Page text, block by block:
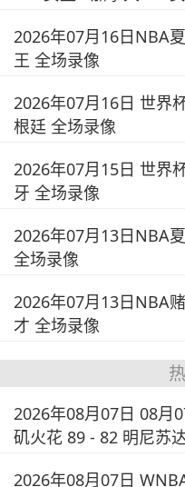
2026年07月16日NBA
王 全场录像
2026年07月16日 世界
根廷 全场录像
2026年07月15日 世界
牙 全场录像
2026年07月13日NBA
全场录像
2026年07月13日NBA
才 全场录像
2026年08月07日 08月
矶火花 89 - 82 明尼苏
2026年08月07日